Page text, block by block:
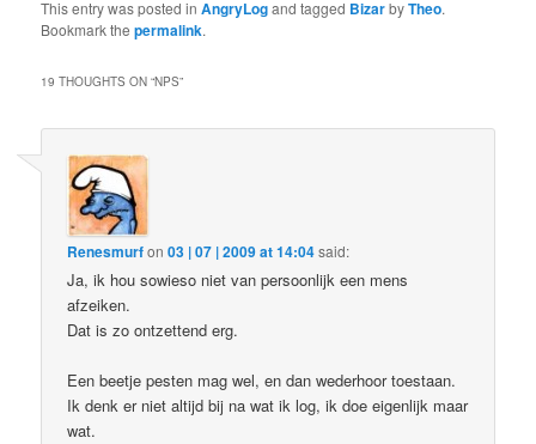
This entry was posted inAngryLogand tagged BizarbyTheo.
Bookmark thepermalink.
19 THOUGHTS ON “NPS”
Renesmurfon03 | 07 | 2009 at 14:04said:
Ja, ik hou sowieso niet van persoonlijk een mens
afzeiken.
Dat is zo ontzettend erg.
Een beetje pesten mag wel, en dan wederhoor toestaan.
Ik denk er niet altijd bij na wat ik log, ik doe eigenlijk maar
wat.